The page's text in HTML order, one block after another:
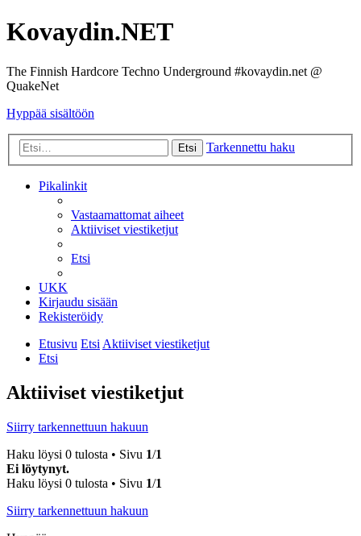
Kovaydin.NET
The Finnish Hardcore Techno Underground #kovaydin.net @
QuakeNet
Hyppää sisältöön
Etsi Tarkennettu haku
Pikalinkit
Vastaamattomat aiheet
Aktiiviset viestiketjut
Etsi
UKK
Kirjaudu sisään
Rekisteröidy
Etusivu EtsiAktiiviset viestiketjut
Etsi
Aktiiviset viestiketjut
Siirry tarkennettuun hakuun
Haku löysi 0 tulosta • Sivu 1/1
Ei löytynyt.
Haku löysi 0 tulosta • Sivu 1/1
Siirry tarkennettuun hakuun